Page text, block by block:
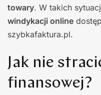
towary. W takich
windykacji online
szybkafaktura.pl.
Jak nie
finansowej?